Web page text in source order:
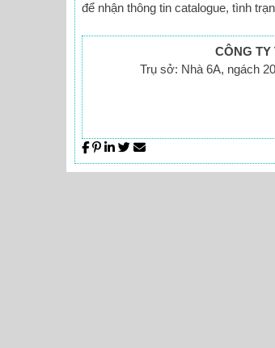
để nhận thông tin catalogue, tình
CÔNG TY
Trụ sở: Nhà 6A, ngách